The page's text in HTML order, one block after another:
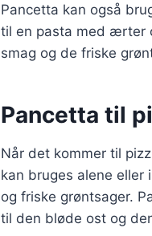
Pancetta kan også
til en pasta med ærter
smag og de friske
Pancetta til
Når det kommer til
kan bruges alene eller
og friske grøntsager.
til den bløde ost og